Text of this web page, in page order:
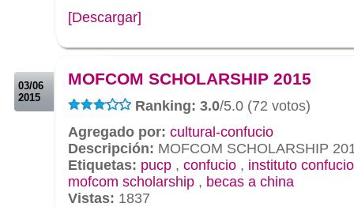
[Descargar]
03/06
2015
MOFCOM SCHOLARSHIP 2015
Ranking: 3.0/5.0 (72 votos)
Agregado por: cultural-confucio
Descripción: MOFCOM SCHOLARSHIP
Etiquetas: pucp , confucio , instituto confucio
mofcom scholarship , becas a china
Vistas: 1837